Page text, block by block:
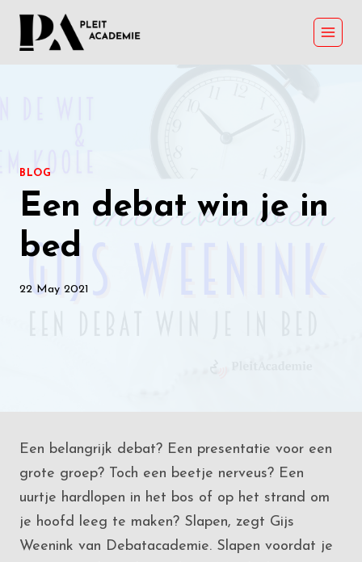
Skip
BLOG
Een debat win je in
bed
22 May 2021
Een belangrijk debat? Een presentatie voor een
grote groep? Toch een beetje nerveus? Een
uurtje hardlopen in het bos of op het strand om
je hoofd leeg te maken? Slapen, zegt Gijs
Weenink van Debatacademie. Slapen voordat je